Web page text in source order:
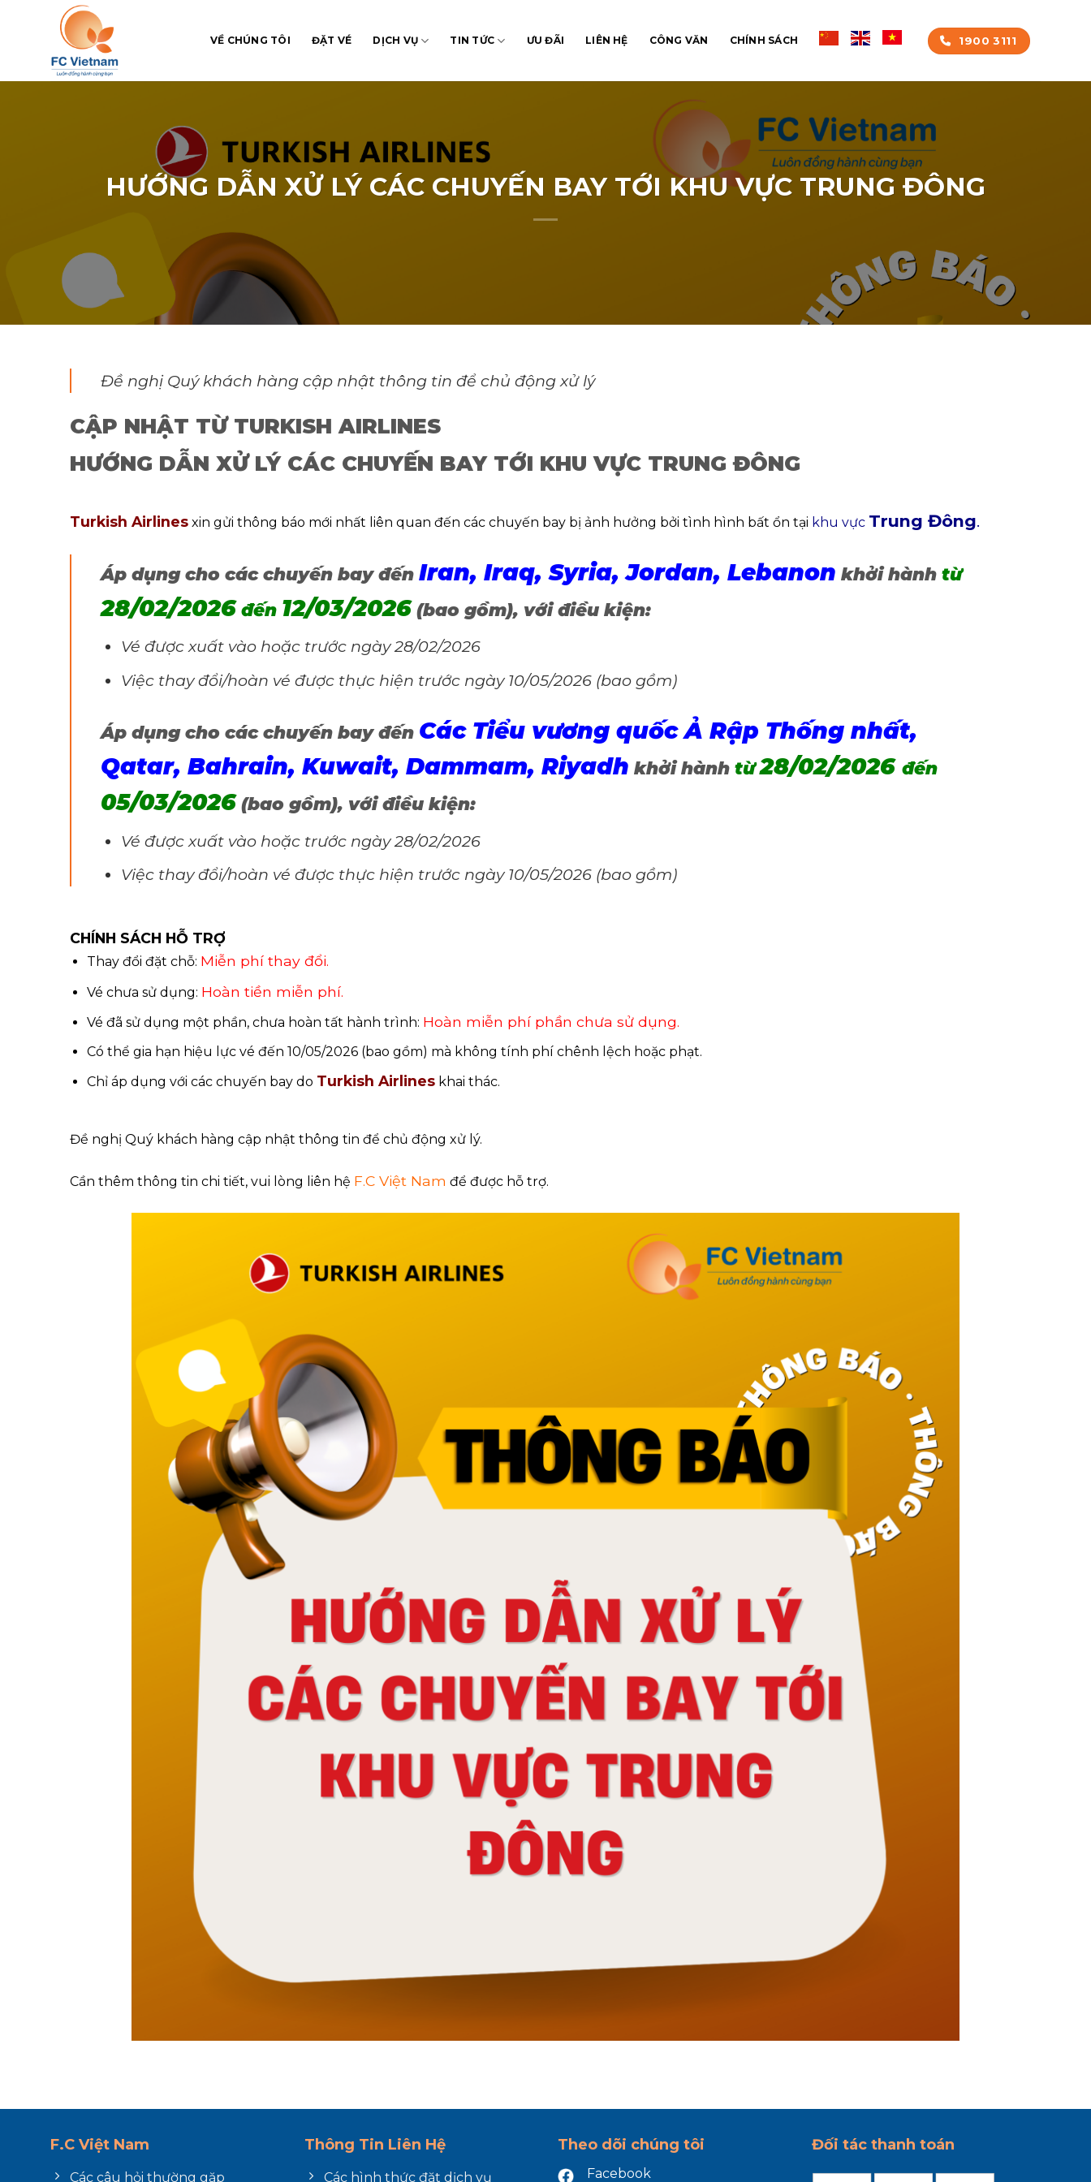
VỀ CHÚNG TÔI ĐẶT VÉ DỊCH VỤ TIN TỨC ƯU ĐÃI LIÊN HỆ CÔNG VĂN CHÍNH SÁCH 1900 3111
HƯỚNG DẪN XỬ LÝ CÁC CHUYẾN BAY TỚI KHU VỰC TRUNG ĐÔNG
Đề nghị Quý khách hàng cập nhật thông tin để chủ động xử lý
CẬP NHẬT TỪ TURKISH AIRLINES
HƯỚNG DẪN XỬ LÝ CÁC CHUYẾN BAY TỚI KHU VỰC TRUNG ĐÔNG
Turkish Airlines xin gửi thông báo mới nhất liên quan đến các chuyến bay bị ảnh hưởng bởi tình hình bất ổn tại khu vực Trung Đông.
Áp dụng cho các chuyến bay đến Iran, Iraq, Syria, Jordan, Lebanon khởi hành từ
28/02/2026đến 12/03/2026(bao gồm), với điều kiện:
Vé được xuất vào hoặc trước ngày 28/02/2026
Việc thay đổi/hoàn vé được thực hiện trước ngày 10/05/2026 (bao gồm)
Áp dụng cho các chuyến bay đến Các Tiểu vương quốc Ả Rập Thống nhất,
Qatar, Bahrain, Kuwait, Dammam, Riyadh khởi hành từ28/02/2026 đến
05/03/2026(bao gồm), với điều kiện:
Vé được xuất vào hoặc trước ngày 28/02/2026
Việc thay đổi/hoàn vé được thực hiện trước ngày 10/05/2026 (bao gồm)
CHÍNH SÁCH HỖ TRỢ
Thay đổi đặt chỗ: Miễn phí thay đổi.
Vé chưa sử dụng: Hoàn tiền miễn phí.
Vé đã sử dụng một phần, chưa hoàn tất hành trình: Hoàn miễn phí phần chưa sử dụng.
Có thể gia hạn hiệu lực vé đến 10/05/2026 (bao gồm) mà không tính phí chênh lệch hoặc phạt.
Chỉ áp dụng với các chuyến bay do Turkish Airlineskhai thác.
Đề nghị Quý khách hàng cập nhật thông tin để chủ động xử lý.
Cần thêm thông tin chi tiết, vui lòng liên hệ F.C Việt Nam để được hỗ trợ.
F.C Việt Nam
Các câu hỏi thường gặp
Thông Tin Liên Hệ
Các hình thức đặt dịch vụ
Theo dõi chúng tôi
Facebook
Đối tác thanh toán